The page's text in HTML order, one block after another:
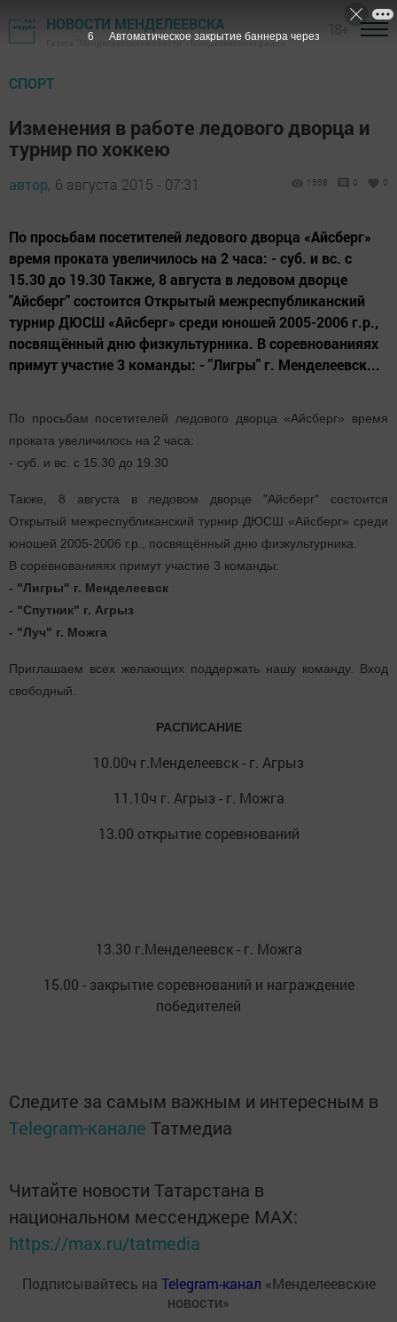
НОВОСТИ МЕНДЕЛЕЕВСКА
Газета "Менделеевские новости" - Менделеевский район
СПОРТ
Изменения в работе ледового дворца и
турнир по хоккею
автор, 6 августа 2015 - 07:31 1558 0 0
По просьбам посетителей ледового дворца «Айсберг»
время проката увеличилось на 2 часа: - суб. и вс. с
15.30 до 19.30 Также, 8 августа в ледовом дворце
"Айсберг" состоитcя Открытый межреспубликанский
турнир ДЮСШ «Айсберг» среди юношей 2005-2006 г.р.,
посвящённый дню физкультурника. В соревнованияях
примут участие 3 команды: - "Лигры" г. Менделеевск...
По просьбам посетителей ледового дворца «Айсберг» время
проката увеличилось на 2 часа:
- суб. и вс. с 15.30 до 19.30
Также, 8 августа в ледовом дворце "Айсберг" состоитcя
Открытый межреспубликанский турнир ДЮСШ «Айсберг» среди
юношей 2005-2006 г.р.
, посвящённый дню физкультурника.
В соревнованияях примут участие 3 команды:
- "Лигры" г. Менделеевск
- "Спутник" г. Агрыз
- "Луч" г. Можга
Приглашаем всех желающих поддержать нашу команду. Вход
свободный.
РАСПИСАНИЕ
10.00ч г.Менделеевск - г. Агрыз
11.10ч г. Агрыз - г. Можга
13.00 открытие соревнований
13.30 г.Менделеевск - г. Можга
15.00 - закрытие соревнований и награждение
победителей
Следите за самым важным и интересным в
Telegram-канале Татмедиа
Читайте новости Татарстана в
национальном мессенджере MАХ:
https://max.ru/tatmedia
Подписывайтесь на Telegram-канал «Менделеевские
новости»
6 Автоматическое закрытие баннера через